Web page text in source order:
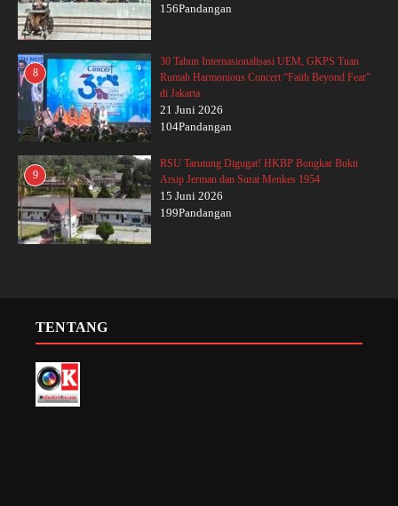
156Pandangan
8
30 Tahun Internasionalisasi UEM, GKPS Tuan
Rumah Harmonious Concert “Faith Beyond Fear”
di Jakarta
21 Juni 2026
104Pandangan
9
RSU Tarutung Digugat! HKBP Bongkar Bukti
Arsip Jerman dan Surat Menkes 1954
15 Juni 2026
199Pandangan
TENTANG